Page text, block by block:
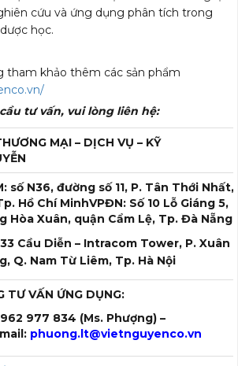
cứu và ứng dụng phân tích trong
học.
tham khảo thêm các sản phẩm
tư vấn, vui lòng liên hệ:
MẠI – DỊCH VỤ – KỸ
số N36, đường số 11, P. Tân Thới Nhất,
Hồ Chí MinhVPĐN: Số 10 Lỗ Giáng 5,
Hòa Xuân, quận Cẩm Lệ, Tp. Đà Nẵng
33 Cầu Diễn – Intracom Tower, P. Xuân
Q. Nam Từ Liêm, Tp. Hà Nội
TƯ VẤN ỨNG DỤNG:
977 834 (Ms. Phượng) –
phuong.lt@vietnguyenco.vn